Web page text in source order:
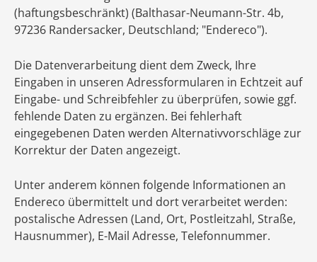
(haftungsbeschränkt) (Balthasar-Neumann-Str. 4b,
97236 Randersacker, Deutschland; "Endereco").
Die Datenverarbeitung dient dem Zweck, Ihre
Eingaben in unseren Adressformularen in Echtzeit auf
Eingabe- und Schreibfehler zu überprüfen, sowie ggf.
fehlende Daten zu ergänzen. Bei fehlerhaft
eingegebenen Daten werden Alternativvorschläge zur
Korrektur der Daten angezeigt.
Unter anderem können folgende Informationen an
Endereco übermittelt und dort verarbeitet werden:
postalische Adressen (Land, Ort, Postleitzahl, Straße,
Hausnummer), E-Mail Adresse, Telefonnummer.